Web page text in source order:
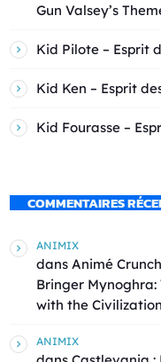
Gun Valsey’s
Kid Pilote – Esprit
Kid Ken – Esprit
Kid Fourasse –
COMMENTAIRES
ANIMIX
dans Animé
Bringer
with the
ANIMIX